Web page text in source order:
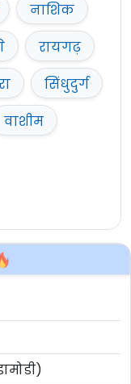
नाशिक
रायगढ़
सिंधुदुर्ग
वाशीम